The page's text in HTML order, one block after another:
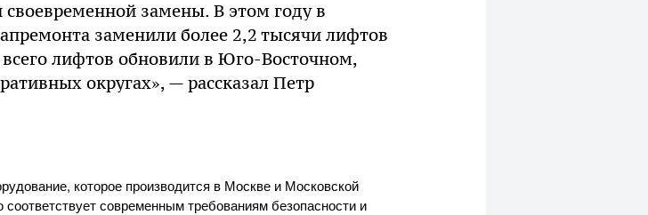
своевременной замены. В этом году в
заменили более 2,2 тысячи лифтов
лифтов обновили в Юго-Восточном,
округах», — рассказал Петр
которое производится в Москве и Московской
современным требованиям безопасности и